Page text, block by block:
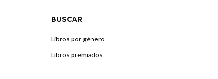
BUSCAR
Libros por género
Libros premiados